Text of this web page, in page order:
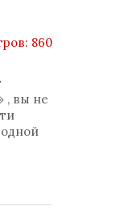
860
, вы не